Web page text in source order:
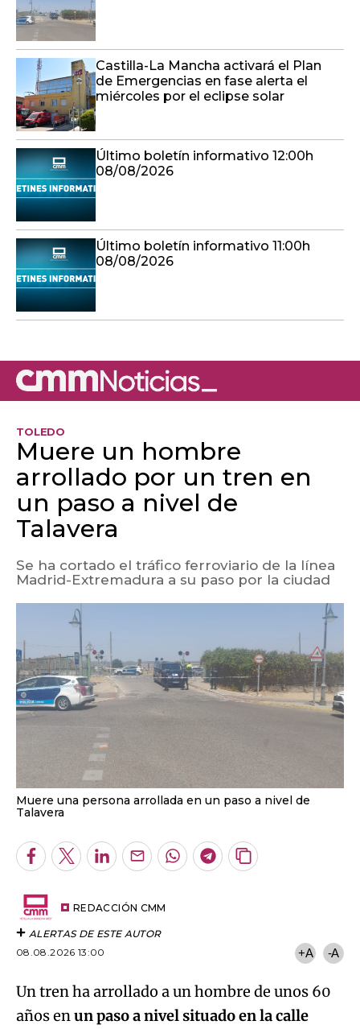
Castilla-La Mancha activará el Plan
de Emergencias en fase alerta el
miércoles por el eclipse solar
Último boletín informativo 12:00h
08/08/2026
Último boletín informativo 11:00h
08/08/2026
TOLEDO
Muere un hombre
arrollado por un tren en
un paso a nivel de
Talavera
Se ha cortado el tráfico ferroviario de la línea
Madrid-Extremadura a su paso por la ciudad
Muere una persona arrollada en un paso a nivel de
Talavera
Facebook
TwitterLinkedInEnviarWhatsapp
Telegram
Copiar
REDACCIÓN CMM
ALERTAS DE ESTE AUTOR
08.08.2026 13:00
+A -A
Un tren ha arrollado a un hombre de unos 60
años enun paso a nivel situado en la calle